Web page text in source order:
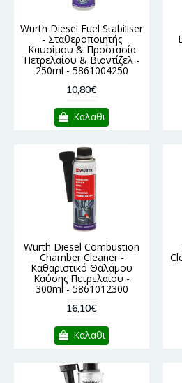
Wurth Diesel Fuel Stabiliser
- Σταθεροποιητής
Καυσίμου & Προστασία
Πετρελαίου & Βιοντίζελ -
250ml - 5861004250
10,80€
Καλαθι
Wurth Diesel Combustion
Chamber Cleaner -
Καθαριστικό Θαλάμου
Καύσης Πετρελαίου -
300ml - 5861012300
16,10€
Καλαθι